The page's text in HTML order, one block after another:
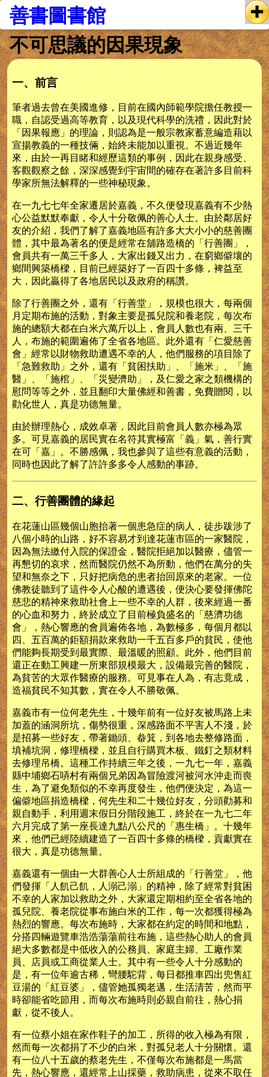
善書圖書館
不可思議的因果現象
一、前言
筆者過去曾在美國進修，目前在國內師範學院擔任教授一
職，自認受過高等教育，以及現代科學的洗禮，因此對於
「因果報應」的理論，則認為是一般宗教家蓄意編造藉以
宣揚教義的一種技倆，始終未能加以重視。不過近幾年
來，由於一再目睹和經歷這類的事例，因此在親身感受、
客觀觀察之餘，深深感覺到宇宙間的確存在著許多目前科
學家所無法解釋的一些神秘現象。
在一九七七年全家遷居於嘉義，不久便發現嘉義有不少熱
心公益默默奉獻，令人十分敬佩的善心人士。由於鄰居好
友的介紹，我們了解了嘉義地區有許多大大小小的慈善團
體，其中最為著名的便是經常在舖路造橋的「行善團」，
會員共有一萬三千多人，大家出錢又出力，在窮鄉僻壤的
鄉間興築橋樑，目前已經築好了一百四十多條，裨益至
大，因此贏得了各地居民以及政府的稱讚。
除了行善團之外，還有「行善堂」，規模也很大，每兩個
月定期布施的活動，對象主要是孤兒院和養老院，每次布
施的總額大都在白米六萬斤以上，會員人數也有兩、三千
人，布施的範圍遍佈了全省各地區。此外還有「仁愛慈善
會」經常以財物救助遭遇不幸的人，他們服務的項目除了
「急難救助」之外，還有「貧困扶助」、「施米」、「施
醫」、「施棺」、「災變濟助」，及仁愛之家之類機構的
慰問等等之外，並且翻印大量佛經和善書，免費贈閱，以
勸化世人，真是功德無量。
由於辦理熱心，成效卓著，因此目前會員人數亦極為眾
多。可見嘉義的居民實在名符其實極富「義」氣，善行實
在可「嘉」。不勝感佩，我也參與了這些有意義的活動，
同時也因此了解了許許多多令人感動的事跡。
二、行善團體的緣起
在花蓮山區幾個山胞抬著一個患急症的病人，徒步跋涉了
八個小時的山路，好不容易才到達花蓮市區的一家醫院，
因為無法繳付入院的保證金，醫院拒絕加以醫療，儘管一
再懇切的哀求，然而醫院仍然不為所動，他們在萬分的失
望和無奈之下，只好把病危的患者抬回原來的老家。一位
佛教徒聽到了這件令人心酸的遭遇後，便決心要發揮佛陀
慈悲的精神來救助社會上一些不幸的人群，後來經過一番
的心血和努力，終於成立了目前極負盛名的「慈濟功德
會」，熱心響應的會員遍佈各地，為數極多，每個月都以
四、五百萬的鉅額捐款來救助一千五百多戶的貧民，使他
們能夠長期受到最實際、最溫暖的照顧。此外，他們目前
還正在動工興建一所東部規模最大，設備最完善的醫院，
為貧苦的大眾作醫療的服務。可見事在人為，有志竟成，
造福貧民不知其數，實在令人不勝敬佩。
嘉義市有一位何老先生，十幾年前有一位好友被馬路上未
加蓋的涵洞所坑，傷勢很重，深感路面不平害人不淺，於
是招募一些好友，帶著鋤頭、畚箕，到各地去整修路面，
填補坑洞，修理橋樑，並且自行購買木板、鐵釘之類材料
去修理吊橋。這種工作持續三年之後，一九七一年，嘉義
縣中埔鄉石哢村有兩個兄弟因為冒險渡河被河水沖走而喪
生，為了避免類似的不幸再度發生，他們便決定，為這一
偏僻地區捐造橋樑，何先生和二十幾位好友，分頭勸募和
親自動手，利用週末假日分階段施工，終於在一九七二年
六月完成了第一座長達九點八公尺的「惠生橋」。十幾年
來，他們已經陸續建造了一百四十多條的橋樑，貢獻實在
很大，真是功德無量。
嘉義還有一個由一大群善心人士所組成的「行善堂」，他
們發揮「人飢己飢，人溺己溺」的精神，除了經常對貧困
不幸的人家加以救助之外，大家還定期相約至全省各地的
孤兒院、養老院從事布施白米的工作，每一次都獲得極為
熱烈的響應。每次布施時，大家都在約定的時間和地點，
分搭四輛遊覽車浩浩蕩蕩前往布施，這些熱心助人的會員
絕大多數都是中低收入的公務員、家庭主婦、工廠作業
員、店員或工商從業人士。其中有一些令人十分感動的
是，有一位年逾古稀，彎腰駝背，每日都推車四出兜售紅
豆湯的「紅豆婆」，儘管她孤獨老邁，生活清苦，然而平
時卻能省吃節用，而每次布施時則必親自前往，熱心捐
獻，從不後人。
有一位蔡小姐在家作鞋子的加工，所得的收入極為有限，
然而每一次都捐了不少的白米，對孤兒老人十分關懷。還
有一位八十五歲的蔡老先生，不僅每次布施都是一馬當
先，熱心響應，還經常上山採藥，救助病患，從來不取任